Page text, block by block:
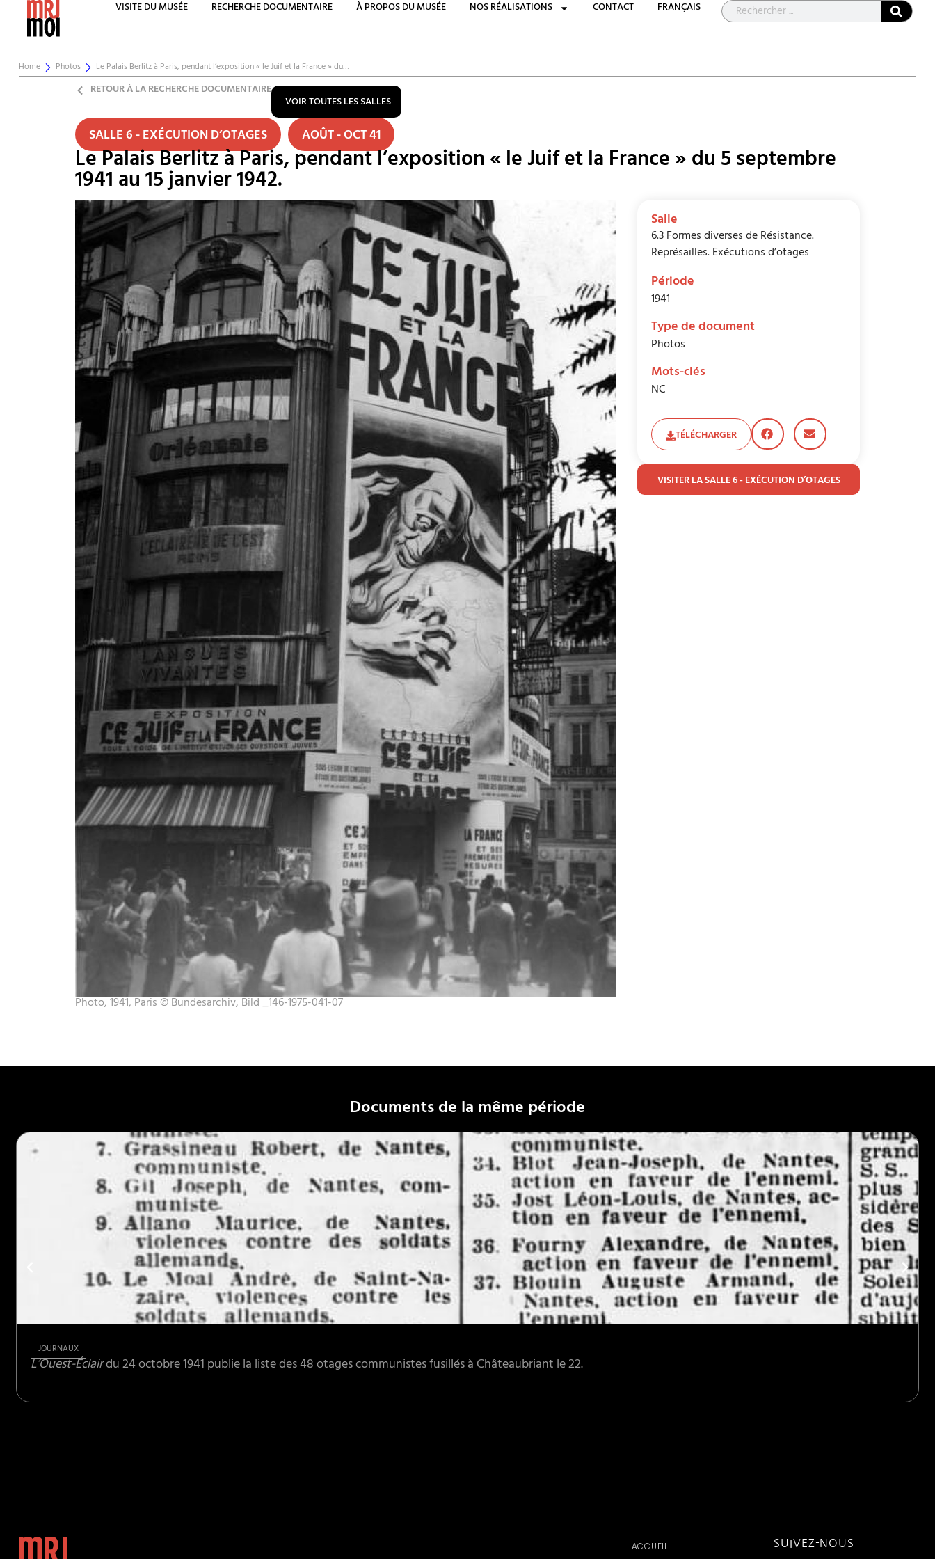
VISITE DU MUSÉE RECHERCHE DOCUMENTAIRE À PROPOS DU MUSÉE NOS RÉALISATIONS CONTACT FRANÇAIS
Home Photos Le Palais Berlitz à Paris, pendant l’exposition « le Juif et la France » du…
RETOUR À LA RECHERCHE DOCUMENTAIRE
VOIR TOUTES LES SALLES
SALLE 6 - EXÉCUTION D’OTAGES AOÛT - OCT 41
Le Palais Berlitz à Paris, pendant l’exposition « le Juif et la France » du 5 septembre
1941 au 15 janvier 1942.
Photo, 1941, Paris © Bundesarchiv, Bild _146-1975-041-07
Salle
6.3 Formes diverses de Résistance.
Représailles. Exécutions d’otages
Période
1941
Type de document
Photos
Mots-clés
NC
TÉLÉCHARGER
VISITER LA SALLE 6 - EXÉCUTION D’OTAGES
Documents de la même période
JOURNAUX
L’Ouest-Éclairdu 24 octobre 1941 publie la liste des 48 otages communistes fusillés à Châteaubriant le 22.
ACCUEIL SUIVEZ-NOUS